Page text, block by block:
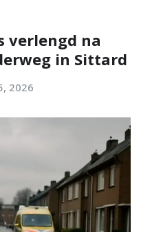
verlengd na
in Sittard
2026